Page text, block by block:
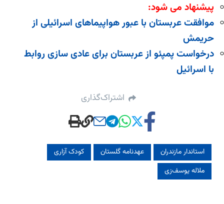
پیشنهاد می شود:
موافقت عربستان با عبور هواپیماهای اسرائیلی از
حریمش
درخواست پمپئو از عربستان برای عادی سازی روابط
با اسرائیل
اشتراک‌گذاری
استاندار مازندران عهدنامه گلستان
کودک آزاری
ملاله یوسف‌زی